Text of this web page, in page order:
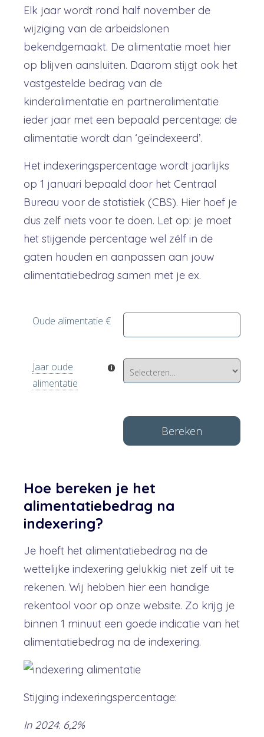
Elk jaar wordt rond half november de
wijziging van de arbeidslonen
bekendgemaakt. De alimentatie moet hier
op blijven aansluiten. Daarom stijgt ook het
vastgestelde bedrag van de
kinderalimentatie en partneralimentatie
ieder jaar met een bepaald percentage: de
alimentatie wordt dan ‘geïndexeerd’.
Het indexeringspercentage wordt jaarlijks
op 1 januari bepaald door het Centraal
Bureau voor de statistiek (CBS). Hier hoef je
dus zelf niets voor te doen. Let op: je moet
het stijgende percentage wel zélf in de
gaten houden en aanpassen aan jouw
alimentatiebedrag samen met je ex.
Hoe bereken je het
alimentatiebedrag na
indexering?
Je hoeft het alimentatiebedrag na de
wettelijke indexering gelukkig niet zelf uit te
rekenen. Wij hebben hier een handige
rekentool voor op onze website. Zo krijg je
binnen 1 minuut een goede indicatie van het
alimentatiebedrag na de indexering.
Stijging indexeringspercentage:
In 2024: 6,2%